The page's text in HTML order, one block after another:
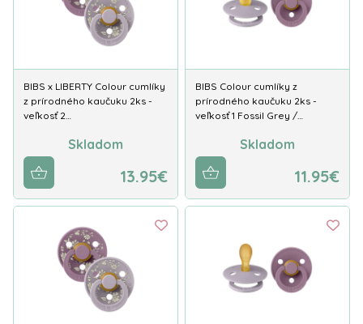
BIBS x LIBERTY Colour cumlíky
z prírodného kaučuku 2ks -
veľkosť 2…
Skladom
13.95€
BIBS Colour cumlíky z
prírodného kaučuku 2ks -
veľkosť 1 Fossil Grey /…
Skladom
11.95€